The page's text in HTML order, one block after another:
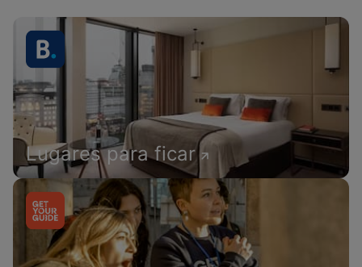
Lugares para ficar